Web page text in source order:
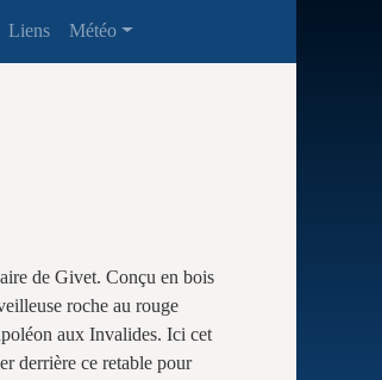
Liens Météo
de Givet. Conçu en bois
roche au rouge
aux Invalides. Ici cet
derrière ce retable pour